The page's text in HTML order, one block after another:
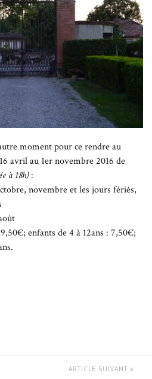
moment pour ce rendre au
avril au 1er novembre 2016 de
à 18h):
novembre et les jours fériés,
enfants de 4 à 12ans : 7,50€;
ARTICLE SUIVANT